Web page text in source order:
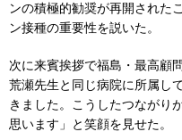
ンの積極的勧奨が再開された
ン接種の重要性を説いた。
次に来賓挨拶で福島・最高顧
荒瀬先生と同じ病院に所属し
きました。こうしたつながり
思います」と笑顔を見せた。